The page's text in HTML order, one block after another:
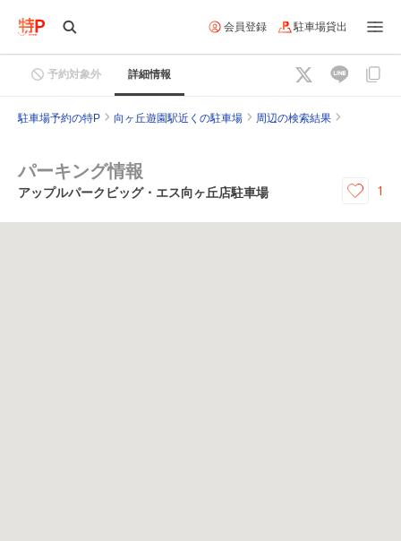
会員登録 駐車場貸出
予約対象外 詳細情報
駐車場予約の特P 向ヶ丘遊園駅近くの駐車場 周辺の検索結果
パーキング情報
アップルパークビッグ・エス向ヶ丘店駐車場 1